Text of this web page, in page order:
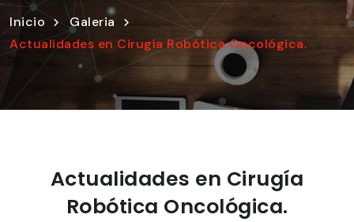
Inicio
Galeria
Actualidades en Cirugía Robótica Oncológica.
Actualidades en Cirugía
Robótica Oncológica.